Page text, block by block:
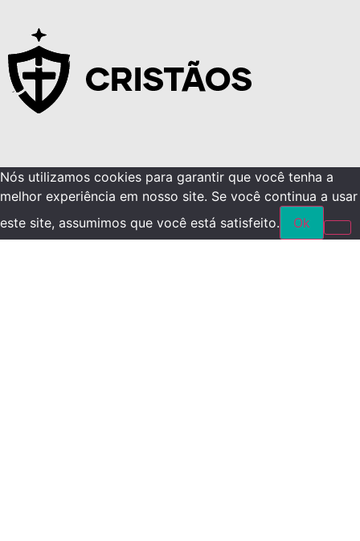
Nós utilizamos cookies para garantir que você tenha a
melhor experiência em nosso site. Se você continua a usar
este site, assumimos que você está satisfeito.
Ok